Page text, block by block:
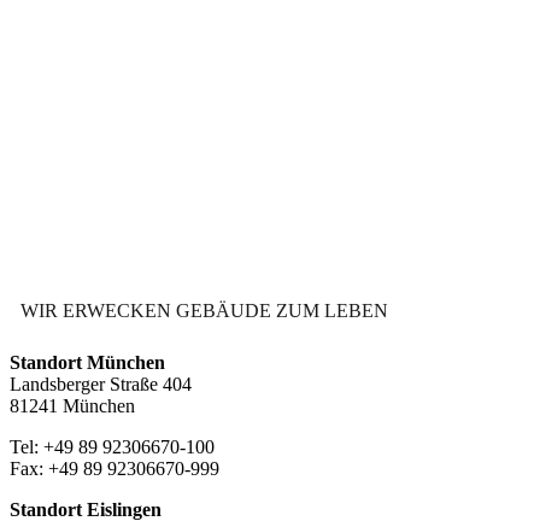
WIR ERWECKEN GEBÄUDE ZUM LEBEN
Standort München
Landsberger Straße 404
81241 München
Tel: +49 89 92306670-100
Fax: +49 89 92306670-999
Standort Eislingen